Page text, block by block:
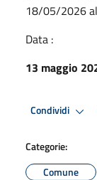
18/05/2026
Data :
13 maggio
Condividi
Categorie:
Comune